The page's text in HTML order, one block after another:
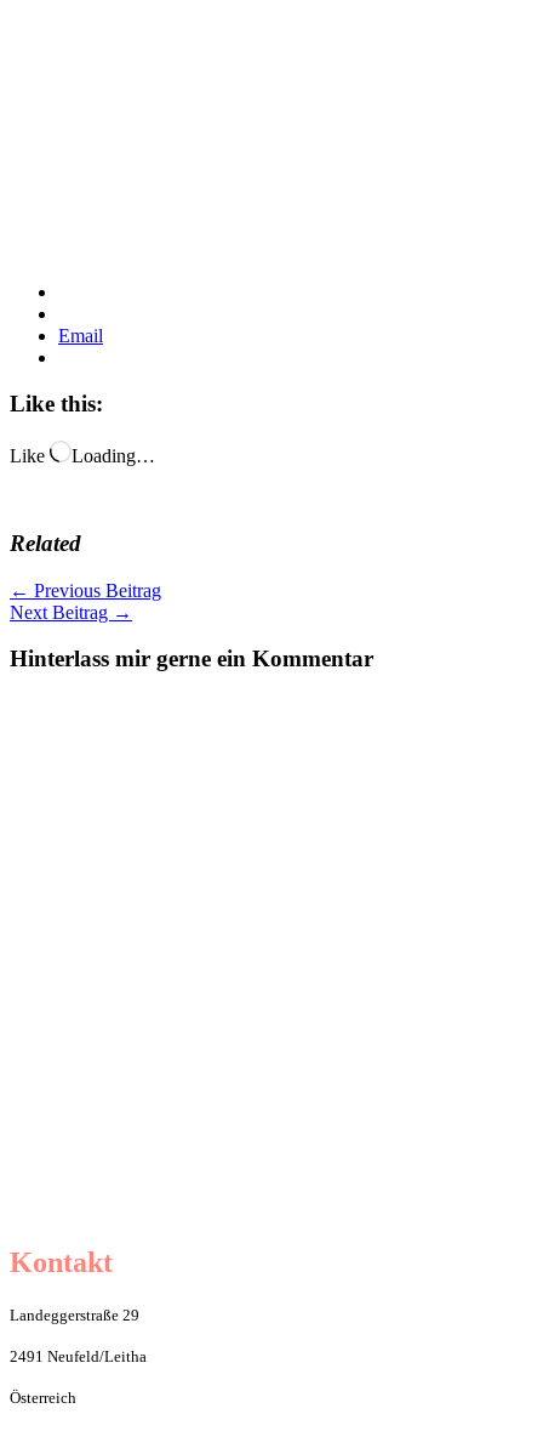
Email
Like this:
Like Loading…
Related
← Previous Beitrag
Next Beitrag →
Hinterlass mir gerne ein Kommentar
Kontakt
Landeggerstraße 29
2491 Neufeld/Leitha
Österreich